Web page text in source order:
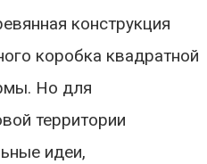
конструкция
коробка квадратной
Но для
территории
идеи,